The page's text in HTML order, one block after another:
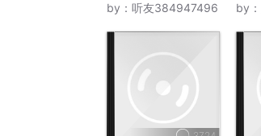
by： 听友384947496
by：